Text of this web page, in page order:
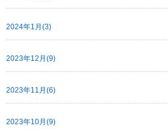
2024年1月(3)
2023年12月(9)
2023年11月(6)
2023年10月(9)